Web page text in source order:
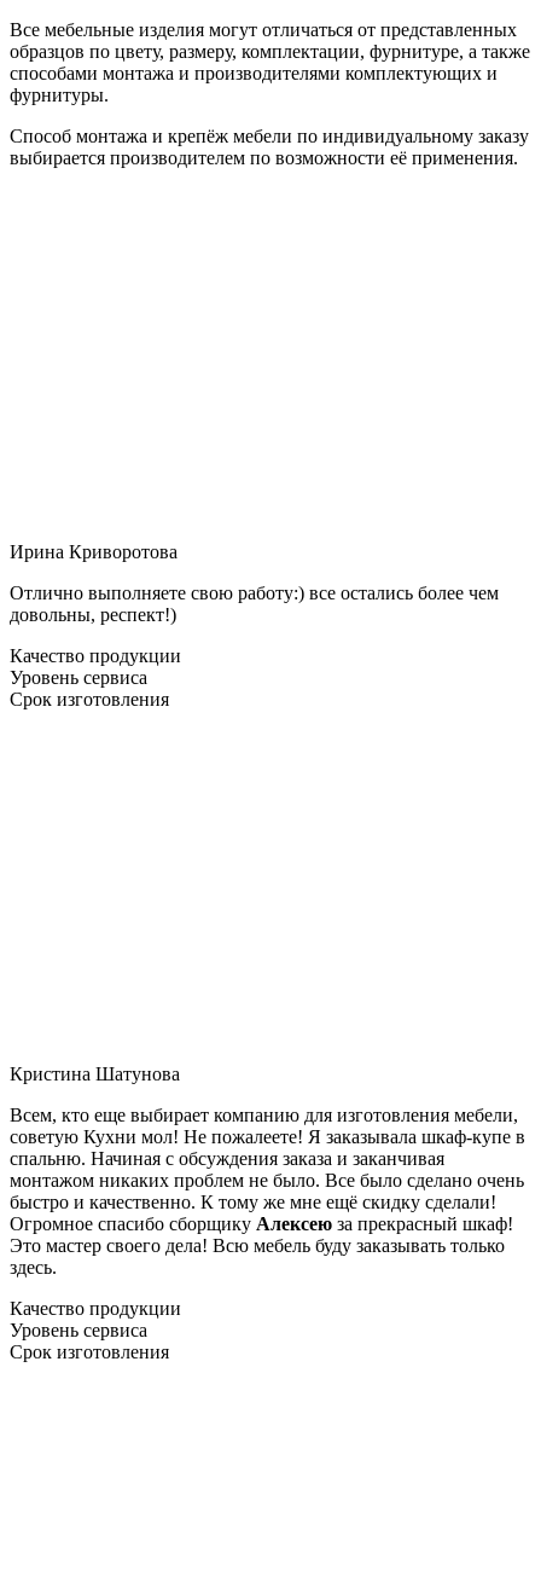
Все мебельные изделия могут отличаться от представленных
образцов по цвету, размеру, комплектации, фурнитуре, а также
способами монтажа и производителями комплектующих и
фурнитуры.
Способ монтажа и крепёж мебели по индивидуальному заказу
выбирается производителем по возможности её применения.
Ирина Криворотова
Отлично выполняете свою работу:) все остались более чем
довольны, респект!)
Качество продукции
Уровень сервиса
Срок изготовления
Кристина Шатунова
Всем, кто еще выбирает компанию для изготовления мебели,
советую Кухни мол! Не пожалеете! Я заказывала шкаф-купе в
спальню. Начиная с обсуждения заказа и заканчивая
монтажом никаких проблем не было. Все было сделано очень
быстро и качественно. К тому же мне ещё скидку сделали!
Огромное спасибо сборщику Алексею за прекрасный шкаф!
Это мастер своего дела! Всю мебель буду заказывать только
здесь.
Качество продукции
Уровень сервиса
Срок изготовления